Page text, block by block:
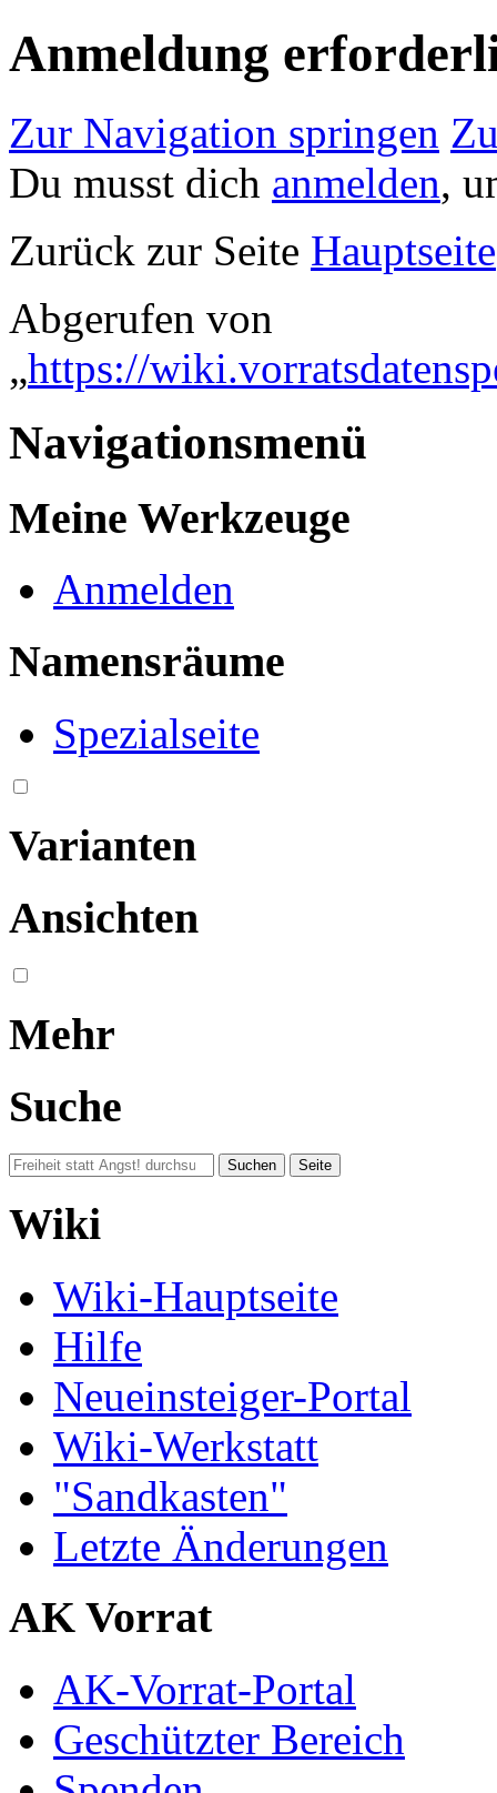
Anmeldung
Zur Navigation springen
Du musst dich anmelden,
Zurück zur Seite Hauptseite
Abgerufen von
„https://
Navigationsmenü
Meine Werkzeuge
Anmelden
Namensräume
Spezialseite
Varianten
Ansichten
Mehr
Suche
Wiki
Wiki-Hauptseite
Hilfe
Neueinsteiger-Portal
Wiki-Werkstatt
"Sandkasten"
Letzte Änderungen
AK Vorrat
AK-Vorrat-Portal
Geschützter Bereich